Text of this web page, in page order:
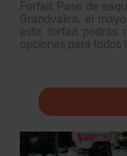
Forfait Pase de
Grandvalira, el
este forfait podrás
opciones para todos